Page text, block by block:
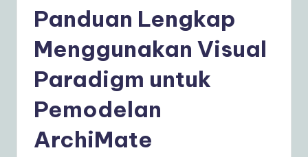
siPanduan Lengkap
Menggunakan Visual
Paradigm untuk
Pemodelan
ArchiMate